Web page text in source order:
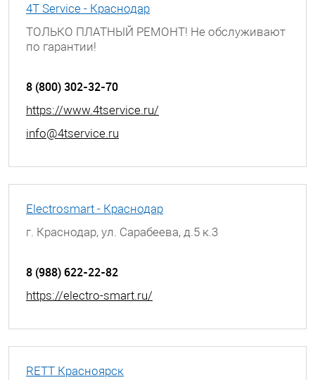
4T Service - Краснодар
ТОЛЬКО ПЛАТНЫЙ РЕМОНТ! Не обслуживают
по гарантии!
8 (800) 302-32-70
https://www.4tservice.ru/
info@4tservice.ru
Electrosmart - Краснодар
г. Краснодар, ул. Сарабеева, д.5 к.3
8 (988) 622-22-82
https://electro-smart.ru/
RETT Красноярск